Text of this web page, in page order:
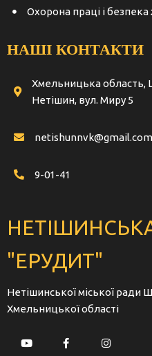
Охорона праці і безпека
НАШІ КОНТАКТИ
Хмельницька область,
Нетішин, вул. Миру 5
netishunnvk@gmail.com
9-01-41
"ЕРУДИТ"
Нетішинської міської ради
Хмельницької області